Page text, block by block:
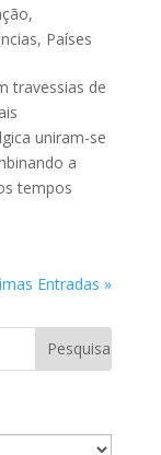
,
, Países
travessias de
uniram-se
a
tempos
Entradas »